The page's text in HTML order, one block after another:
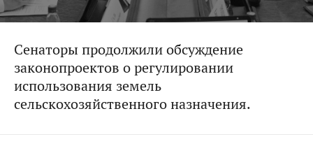
Сенаторы продолжили обсуждение
законопроектов о регулировании
использования земель
сельскохозяйственного назначения.